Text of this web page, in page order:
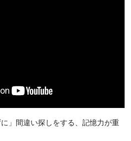
」間違い探しをする、記憶力が重